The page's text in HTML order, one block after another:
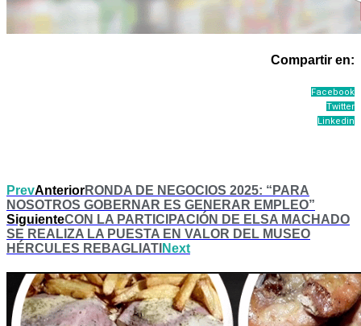
Compartir en:
Facebook
Twitter
Linkedin
PrevAnteriorRONDA DE NEGOCIOS 2025: “PARA
NOSOTROS GOBERNAR ES GENERAR EMPLEO”
SiguienteCON LA PARTICIPACIÓN DE ELSA MACHADO
SE REALIZA LA PUESTA EN VALOR DEL MUSEO
HÉRCULES REBAGLIATI Next